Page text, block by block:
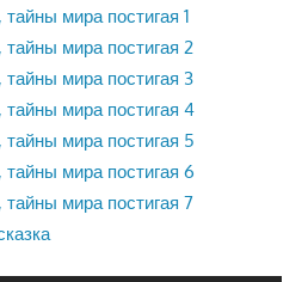
мира постигая 1
мира постигая 2
мира постигая 3
мира постигая 4
мира постигая 5
мира постигая 6
мира постигая 7